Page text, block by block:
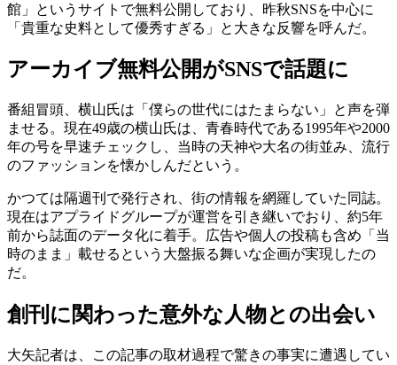
館」というサイトで無料公開しており、昨秋SNSを中心に
「貴重な史料として優秀すぎる」と大きな反響を呼んだ。
アーカイブ無料公開がSNSで話題に
番組冒頭、横山氏は「僕らの世代にはたまらない」と声を弾
ませる。現在49歳の横山氏は、青春時代である1995年や2000
年の号を早速チェックし、当時の天神や大名の街並み、流行
のファッションを懐かしんだという。
かつては隔週刊で発行され、街の情報を網羅していた同誌。
現在はアプライドグループが運営を引き継いでおり、約5年
前から誌面のデータ化に着手。広告や個人の投稿も含め「当
時のまま」載せるという大盤振る舞いな企画が実現したの
だ。
創刊に関わった意外な人物との出会い
大矢記者は、この記事の取材過程で驚きの事実に遭遇してい